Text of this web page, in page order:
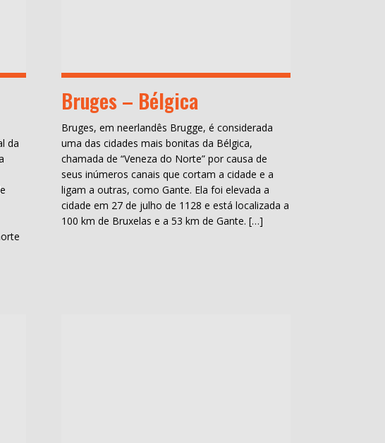
da
Bruges – Bélgica
Bruges, em neerlandês Brugge, é considerada
uma das cidades mais bonitas da Bélgica,
chamada de “Veneza do Norte” por causa de
seus inúmeros canais que cortam a cidade e a
ligam a outras, como Gante. Ela foi elevada a
cidade em 27 de julho de 1128 e está localizada a
100 km de Bruxelas e a 53 km de Gante. […]